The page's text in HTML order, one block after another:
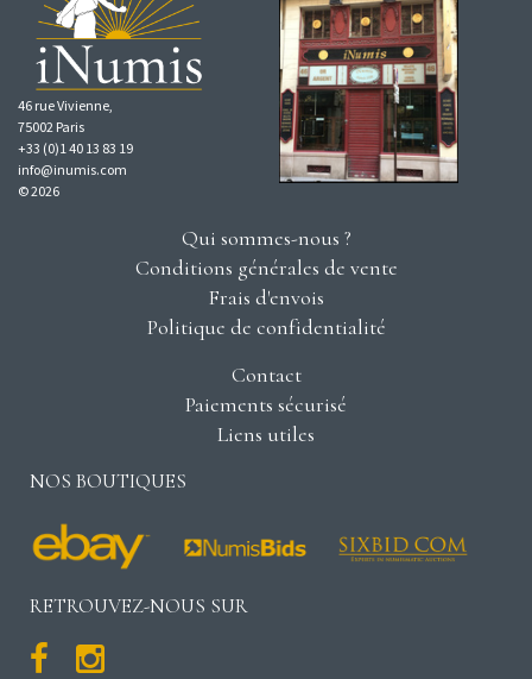
46 rue Vivienne,
75002 Paris
+33 (0)1 40 13 83 19
info@inumis.com
© 2026
Qui sommes-nous ?
Conditions générales de vente
Frais d'envois
Politique de confidentialité
Contact
Paiements sécurisé
Liens utiles
NOS BOUTIQUES
RETROUVEZ-NOUS SUR